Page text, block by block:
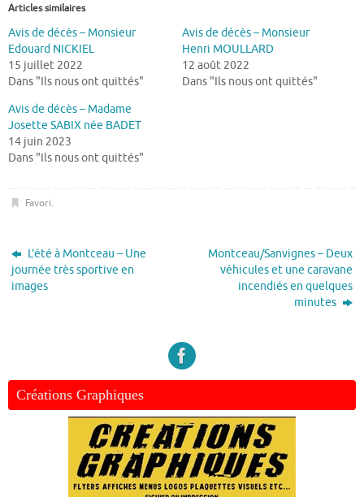
Articles similaires
Avis de décès – Monsieur
Edouard NICKIEL
15 juillet 2022
Dans "Ils nous ont quittés"
Avis de décès – Monsieur
Henri MOULLARD
12 août 2022
Dans "Ils nous ont quittés"
Avis de décès – Madame
Josette SABIX née BADET
14 juin 2023
Dans "Ils nous ont quittés"
Favori.
L’été à Montceau – Une
journée très sportive en
images
Montceau/Sanvignes – Deux
véhicules et une caravane
incendiés en quelques
minutes
Créations Graphiques